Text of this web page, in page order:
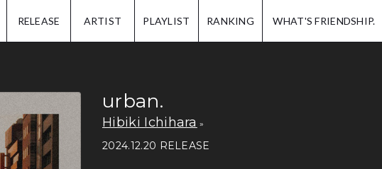
RELEASE ARTIST PLAYLIST RANKING WHAT'S FRIENDSHIP.
urban.
Hibiki Ichihara
2024.12.20 RELEASE